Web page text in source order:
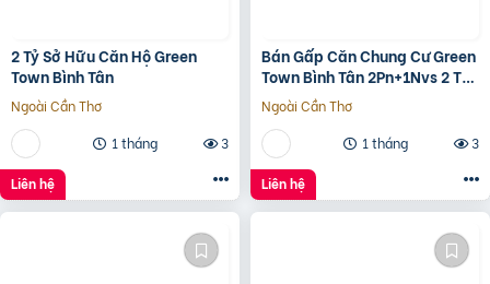
2 Tỷ Sở Hữu Căn Hộ Green
Town Bình Tân
Ngoài Cần Thơ
1 tháng
3
Liên hệ
Bán Gấp Căn Chung Cư Green
Town Bình Tân 2Pn+1Nvs 2 Tỷ
2
Ngoài Cần Thơ
1 tháng
3
Liên hệ